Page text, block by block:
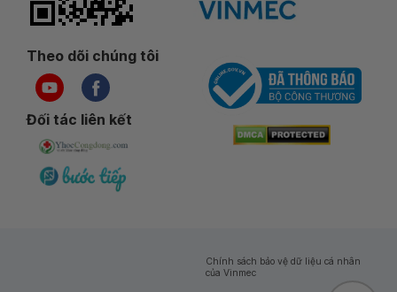
Theo dõi chúng tôi
Đối tác liên kết
Chính sách bảo vệ dữ liệu cá nhân
của Vinmec